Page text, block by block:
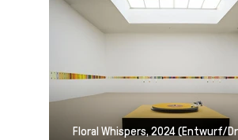
Floral Whispers, 2024 (Entwurf/